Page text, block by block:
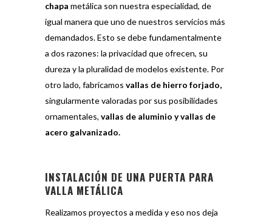
chapa metálica son nuestra especialidad, de
igual manera que uno de nuestros servicios más
demandados. Esto se debe fundamentalmente
a dos razones: la privacidad que ofrecen, su
dureza y la pluralidad de modelos existente. Por
otro lado, fabricamos vallas de hierro forjado,
singularmente valoradas por sus posibilidades
ornamentales, vallas de aluminio y vallas de
acero galvanizado.
INSTALACIÓN DE UNA PUERTA PARA
VALLA METÁLICA
Realizamos proyectos a medida y eso nos deja